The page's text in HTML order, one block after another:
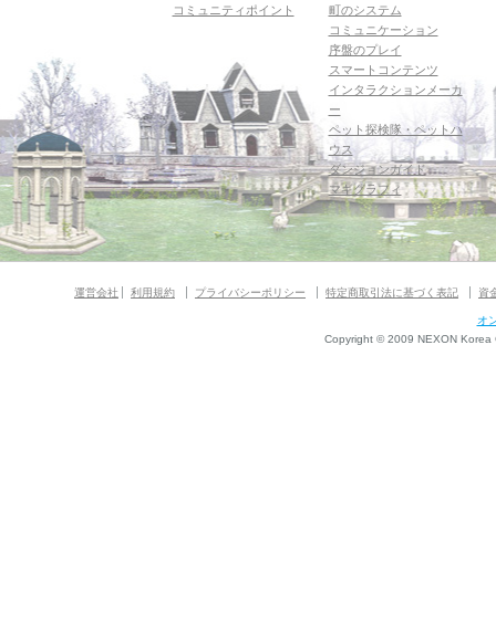
コミュニティポイント
町のシステム
コミュニケーション
序盤のプレイ
スマートコンテンツ
インタラクションメーカ
ー
ペット探検隊・ペットハ
ウス
ダンジョンガイド
マギグラフィ
運営会社 利用規約 プライバシーポリシー 特定商取引法に基づく表記 資
オ
Copyright © 2009 NEXON Korea